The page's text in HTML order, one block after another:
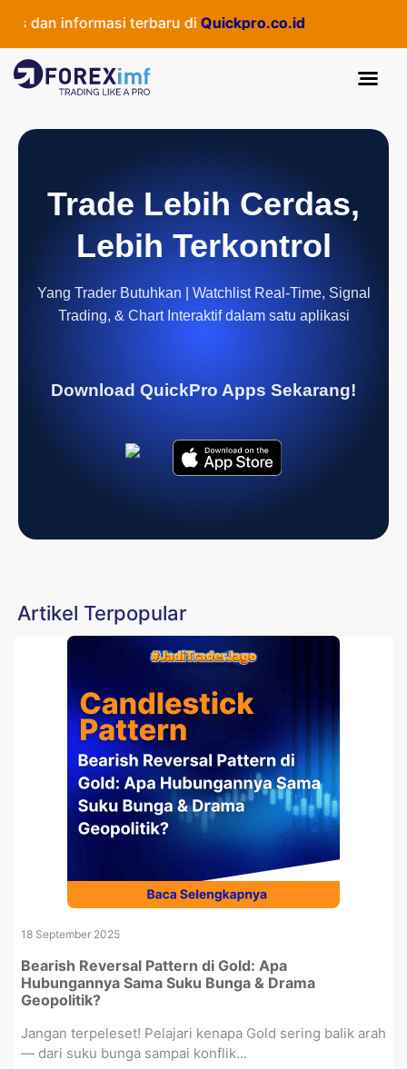
dan informasi terbaru di Quickpro.co.id
Trade Lebih Cerdas,
Lebih Terkontrol
Yang Trader Butuhkan | Watchlist Real-Time, Signal
Trading, & Chart Interaktif dalam satu aplikasi
Download QuickPro Apps Sekarang!
Artikel Terpopular
18 September 2025
Bearish Reversal Pattern di Gold: Apa
Hubungannya Sama Suku Bunga & Drama
Geopolitik?
Jangan terpeleset! Pelajari kenapa Gold sering balik arah
— dari suku bunga sampai konflik...